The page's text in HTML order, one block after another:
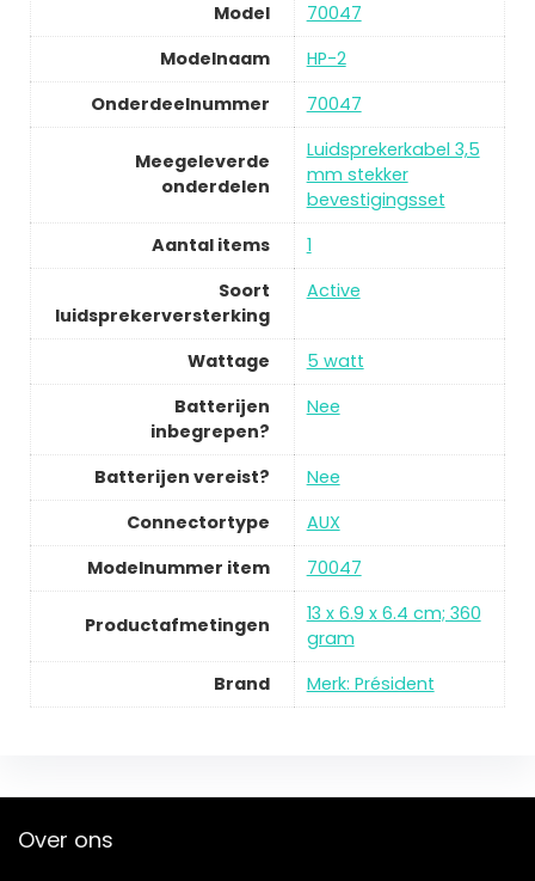
Model
70047
Modelnaam
HP-2
Onderdeelnummer
70047
Meegeleverde
onderdelen
Luidsprekerkabel 3,5
mm stekker
bevestigingsset
Aantal items
1
Soort
luidsprekerversterking
Active
Wattage
5 watt
Batterijen
inbegrepen?
Nee
Batterijen vereist?
Nee
Connectortype
AUX
Modelnummer item
70047
Productafmetingen
13 x 6.9 x 6.4 cm; 360
gram
Brand
Merk: Président
Over ons